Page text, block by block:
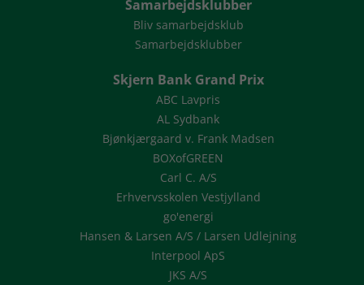
Samarbejdsklubber
Bliv samarbejdsklub
Samarbejdsklubber
Skjern Bank Grand Prix
ABC Lavpris
AL Sydbank
Bjønkjærgaard v. Frank Madsen
BOXofGREEN
Carl C. A/S
Erhvervsskolen Vestjylland
go'energi
Hansen & Larsen A/S / Larsen Udlejning
Interpool ApS
JKS A/S